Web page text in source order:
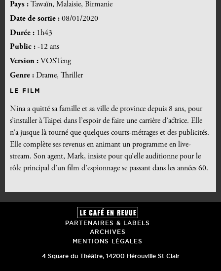
Pays : Tawaïn, Malaisie, Birmanie
Date de sortie : 08/01/2020
Durée : 1h43
Public : -12 ans
Version : VOSTeng
Genre : Drame, Thriller
LE FILM
Nina a quitté sa famille et sa ville de province depuis 8 ans, pour
s’installer à Taipei dans l’espoir de faire une carrière d’actrice. Elle
n’a jusque là tourné que quelques courts-métrages et des publicités.
Elle complète ses revenus en animant un programme en live-
stream. Son agent, Mark, insiste pour qu’elle auditionne pour le
rôle principal d’un film d’espionnage se passant dans les années 60.
PARTENAIRES & LABELS
ARCHIVES
MENTIONS LÉGALES
4 Square du Théâtre, 14200 Hérouville St Clair